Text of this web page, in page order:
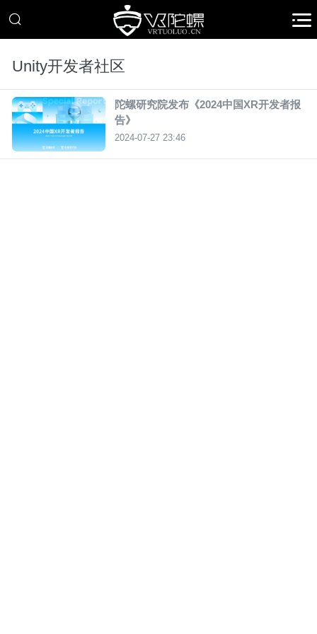
Unity开发者社区
陀螺研究院发布《2024中国XR开发者报
告》
2024-07-27 23:46